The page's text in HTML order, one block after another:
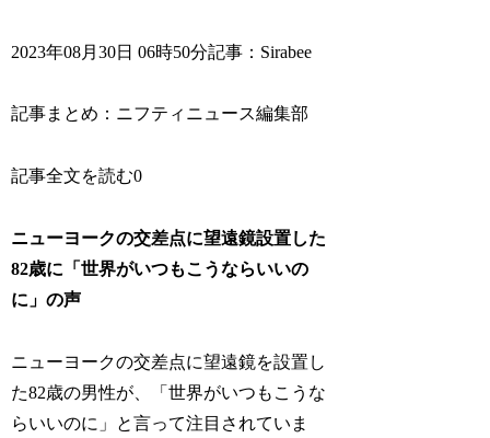
2023年08月30日 06時50分記事：Sirabee
記事まとめ：ニフティニュース編集部
記事全文を読む0
ニューヨークの交差点に望遠鏡設置した
82歳に「世界がいつもこうならいいの
に」の声
ニューヨークの交差点に望遠鏡を設置し
た82歳の男性が、「世界がいつもこうな
らいいのに」と言って注目されていま